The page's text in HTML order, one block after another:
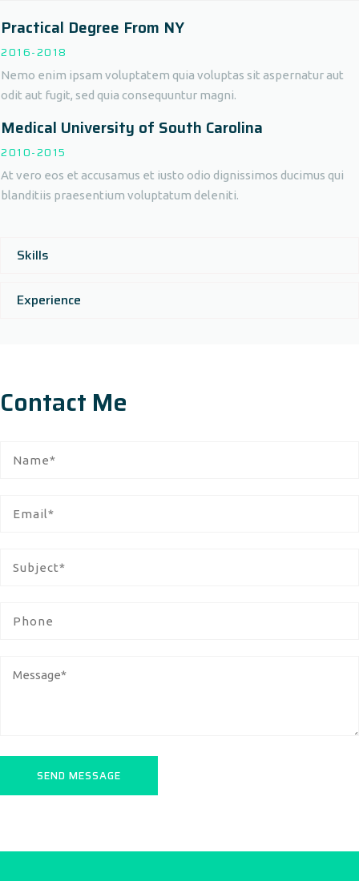
Practical Degree From NY
2016-2018
Nemo enim ipsam voluptatem quia voluptas sit aspernatur aut
odit aut fugit, sed quia consequuntur magni.
Medical University of South Carolina
2010-2015
At vero eos et accusamus et iusto odio dignissimos ducimus qui
blanditiis praesentium voluptatum deleniti.
Skills
Experience
Contact Me